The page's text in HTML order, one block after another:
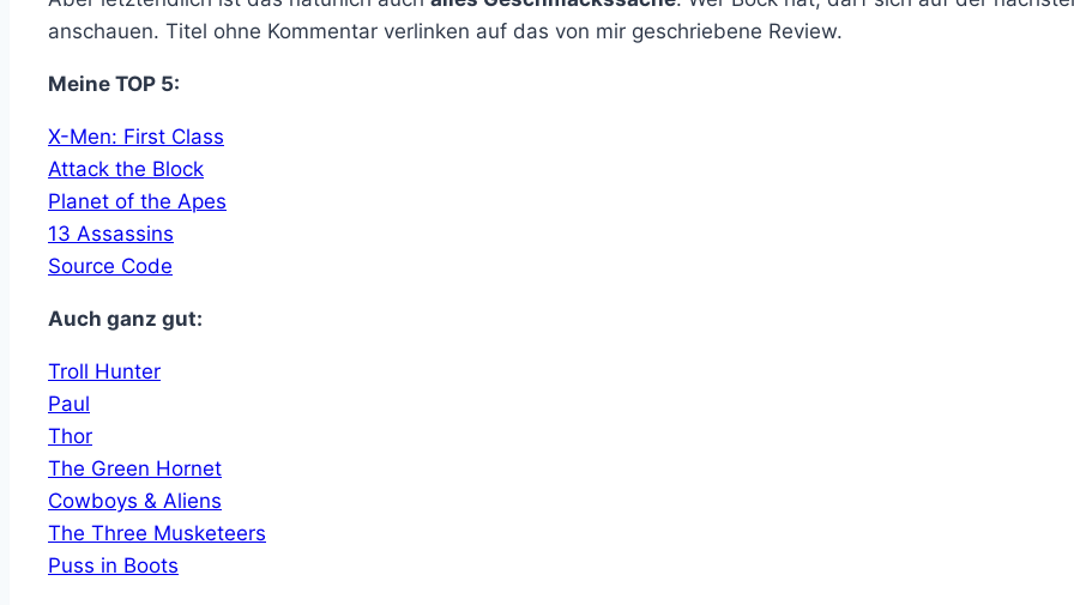
anschauen. Titel ohne Kommentar verlinken auf das von mir geschriebene Review.
Meine TOP 5:
X-Men: First Class
Attack the Block
Planet of the Apes
13 Assassins
Source Code
Auch ganz gut:
Troll Hunter
Paul
Thor
The Green Hornet
Cowboys & Aliens
The Three Musketeers
Puss in Boots